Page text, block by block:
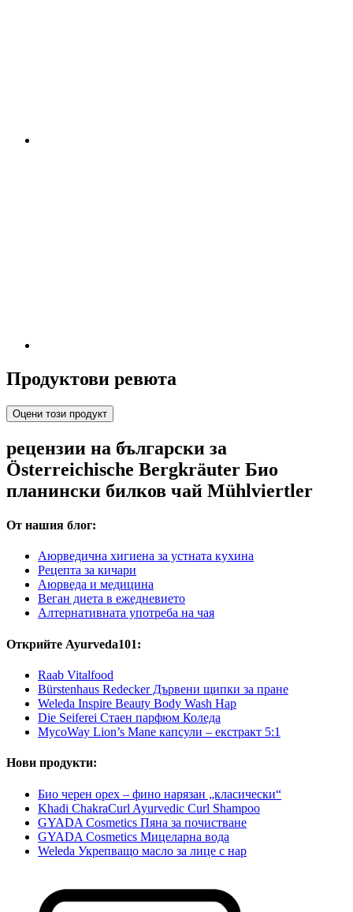
Продуктови ревюта
Оцени този продукт
рецензии на български за
Österreichische Bergkräuter Био
планински билков чай Mühlviertler
От нашия блог:
Аюрведична хигиена за устната кухина
Рецепта за кичари
Аюрведа и медицина
Веган диета в ежедневието
Алтернативната употреба на чая
Открийте Ayurveda101:
Raab Vitalfood
Bürstenhaus Redecker Дървени щипки за пране
Weleda Inspire Beauty Body Wash Нар
Die Seiferei Стаен парфюм Коледа
MycoWay Lion’s Mane капсули – екстракт 5:1
Нови продукти:
Био черен орех – фино нарязан „класически“
Khadi ChakraCurl Ayurvedic Curl Shampoo
GYADA Cosmetics Пяна за почистване
GYADA Cosmetics Мицеларна вода
Weleda Укрепващо масло за лице с нар